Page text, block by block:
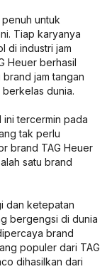
untuk
Tiap karyanya
di industri jam
Heuer berhasil
jam tangan
dunia.
tercermin pada
tak perlu
brand TAG Heuer
satu brand
dan ketepatan
bergengsi di dunia
brand
populer dari TAG
dihasilkan dari